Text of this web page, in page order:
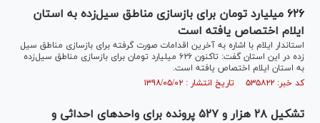
۶۲۶ میلیارد تومان برای بازسازی مناطق سیل‌زده به استان
ایلام اختصاص یافته است
استاندار ایلام با اشاره به آخرین اقدامات صورت گرفته برای بازسازی مناطق سیل
زده در این استان گفت: تاکنون ۶۲۶ میلیارد تومان برای بازسازی مناطق سیل‌زده
به استان ایلام اختصاص یافته است.
کد خبر: ۵۳۵۸۲۲ تاریخ انتشار : ۱۳۹۸/۰۵/۰۲
تشکیل ۲۸ هزار و ۵۲۷ پرونده برای واحد‌های احداثی و